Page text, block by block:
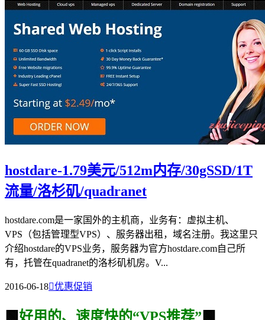
hostdare-1.79美元/512m内存/30gSSD/1T
流量/洛杉矶/quadranet
hostdare.com是一家国外的主机商，业务有：虚拟主机、
VPS（包括管理型VPS）、服务器出租，域名注册。我这里只
介绍hostdare的VPS业务，服务器为官方hostdare.com自己所
有，托管在quadranet的洛杉矶机房。V...
2016-06-18优惠促销
🟩 好用的、速度快的“VPS推荐” 🟩